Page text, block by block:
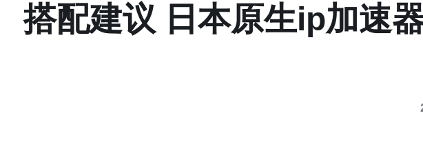
搭配建议 日本原生ip加速